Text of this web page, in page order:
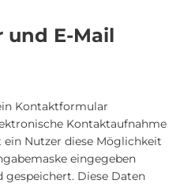
E-Mail
Kontaktformular
Kontaktaufnahme
Nutzer diese Möglichkeit
eingegeben
Diese Daten